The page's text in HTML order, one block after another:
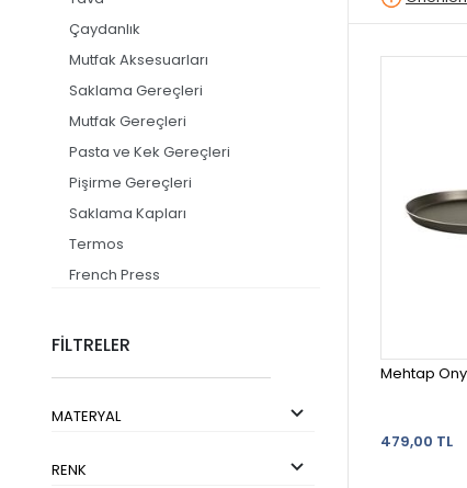
Çaydanlık
Mutfak Aksesuarları
Saklama Gereçleri
Mutfak Gereçleri
Pasta ve Kek Gereçleri
Pişirme Gereçleri
Saklama Kapları
Termos
French Press
FİLTRELER
MATERYAL
RENK
Mehtap
479,00 TL